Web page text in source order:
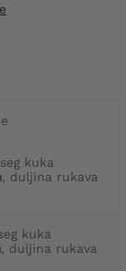
kuka
, duljina rukava
kuka
, duljina rukava